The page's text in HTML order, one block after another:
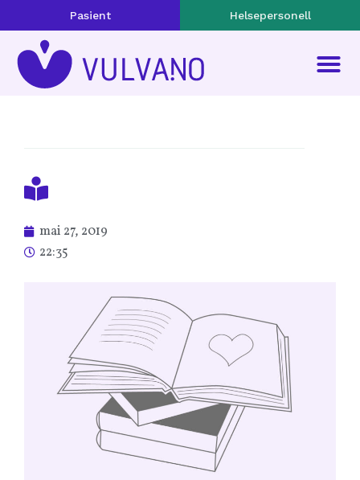
Pasient Helsepersonell
mai 27, 2019
22:35